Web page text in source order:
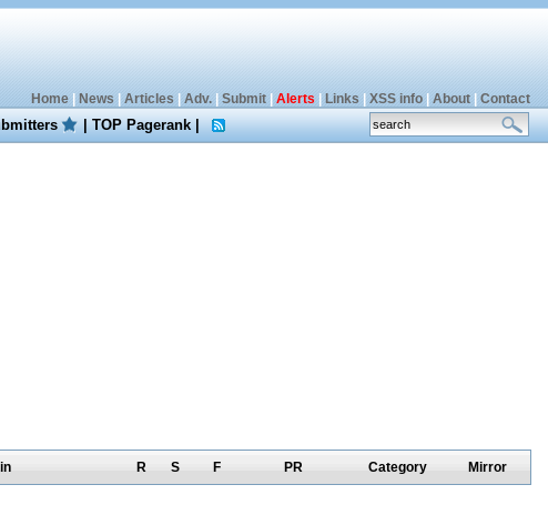
Home| News Articles Adv.| Submit| Alerts Links XSS info| About| Contact
|TOP Pagerank|
R S F PR Category Mirror